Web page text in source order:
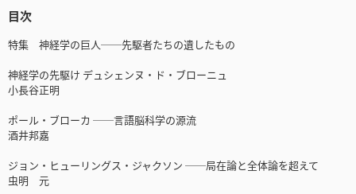
目次
特集 神経学の巨人──先駆者たちの遺したもの
神経学の先駆け デュシェンヌ・ド・ブローニュ
小長谷正明
ポール・ブローカ ──言語脳科学の源流
酒井邦嘉
ジョン・ヒューリングス・ジャクソン ──局在論と全体論を超えて
虫明 元